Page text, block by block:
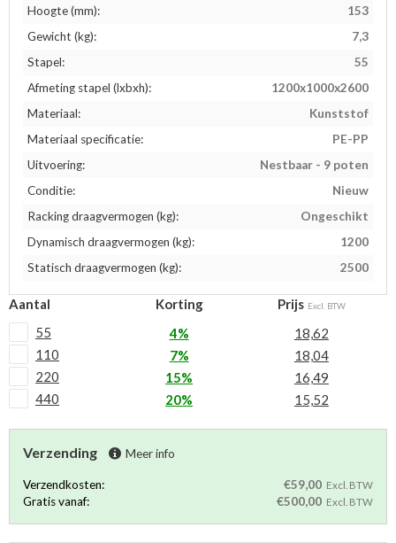
Hoogte (mm):
153
Gewicht (kg):
7,3
Stapel:
55
Afmeting stapel (lxbxh):
1200x1000x2600
Materiaal:
Kunststof
Materiaal specificatie:
PE-PP
Uitvoering:
Nestbaar - 9 poten
Conditie:
Nieuw
Racking draagvermogen (kg):
Ongeschikt
Dynamisch draagvermogen (kg):
1200
Statisch draagvermogen (kg):
2500
Aantal Korting Prijs Excl. BTW
55 4%
18,62
110
7%
18,04
220
15%
16,49
440
20% 15,52
Verzending Meer info
Verzendkosten: €59,00 Excl. BTW
Gratis vanaf: €500,00 Excl. BTW